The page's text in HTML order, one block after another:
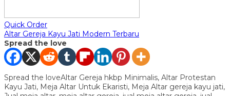
Quick Order
Altar Gereja Kayu Jati Modern Terbaru
Spread the love
Spread the loveAltar Gereja hkbp Minimalis, Altar Protestan
Kayu Jati, Meja Altar Untuk Ekaristi, Meja Altar gereja kayu jati,